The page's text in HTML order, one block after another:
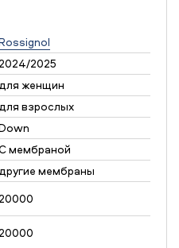
2024/2025
женщин
взрослых
мембраной
мембраны
20000
20000